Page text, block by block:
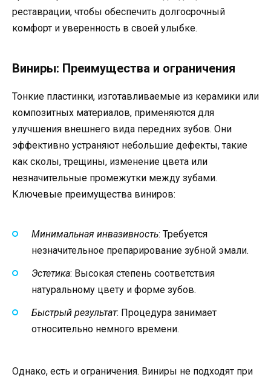
реставрации, чтобы обеспечить долгосрочный
комфорт и уверенность в своей улыбке.
Виниры: Преимущества и ограничения
Тонкие пластинки, изготавливаемые из керамики или
композитных материалов, применяются для
улучшения внешнего вида передних зубов. Они
эффективно устраняют небольшие дефекты, такие
как сколы, трещины, изменение цвета или
незначительные промежутки между зубами.
Ключевые преимущества виниров:
Минимальная инвазивность: Требуется
незначительное препарирование зубной эмали.
Эстетика: Высокая степень соответствия
натуральному цвету и форме зубов.
Быстрый результат: Процедура занимает
относительно немного времени.
Однако, есть и ограничения. Виниры не подходят при